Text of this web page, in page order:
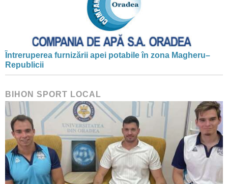
Întreruperea furnizării apei potabile în zona Magheru–
Republicii
BIHON SPORT LOCAL